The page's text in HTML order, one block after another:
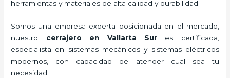
herramientas y materiales de alta calidad y durabilidad.
Somos una empresa experta posicionada en el mercado,
nuestro cerrajero en Vallarta Sures certificada,
especialista en sistemas mecánicos y sistemas eléctricos
modernos, con capacidad de atender cual sea tu
necesidad.